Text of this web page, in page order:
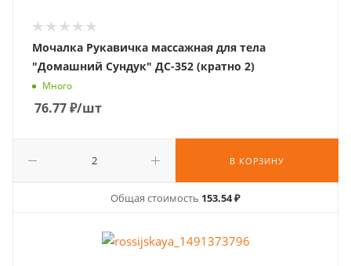
Мочалка Рукавичка массажная для тела
"Домашний Сундук" ДС-352 (кратно 2)
Много
76.77₽/шт
В КОРЗИНУ
Общая стоимость 153.54 ₽